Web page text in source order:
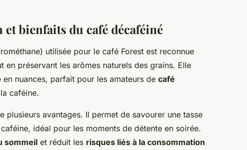
et bienfaits du café décaféiné
utilisée pour le café Forest est reconnue
préservant les arômes naturels des grains. Elle
nuances, parfait pour les amateurs de café
caféine.
plusieurs avantages. Il permet de savourer une tasse
idéal pour les moments de détente en soirée.
sommeil et réduit les risques liés à la consommation